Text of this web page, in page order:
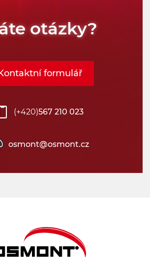
otázky?
(+420)567 210 023
osmont@osmont.cz
formulář